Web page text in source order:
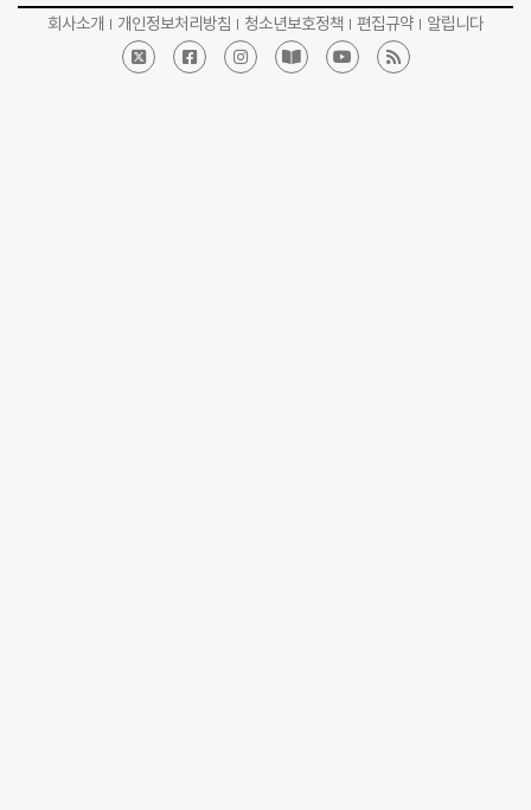
회사소개 개인정보처리방침 청소년보호정책 편집규약 알립니다